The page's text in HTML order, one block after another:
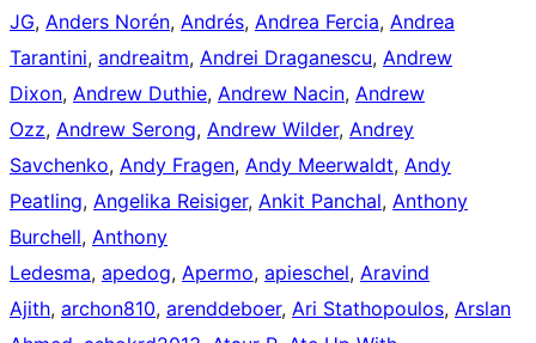
JG, Anders Norén, Andrés, Andrea Fercia, Andrea
Tarantini, andreaitm, Andrei Draganescu, Andrew
Dixon, Andrew Duthie, Andrew Nacin, Andrew
Ozz, Andrew Serong, Andrew Wilder, Andrey
Savchenko, Andy Fragen, Andy Meerwaldt, Andy
Peatling, Angelika Reisiger, Ankit Panchal, Anthony
Burchell, Anthony
Ledesma, apedog, Apermo, apieschel, Aravind
Ajith, archon810, arenddeboer, Ari Stathopoulos, Arslan